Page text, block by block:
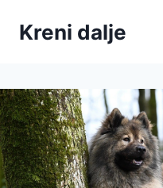
Kreni dalje